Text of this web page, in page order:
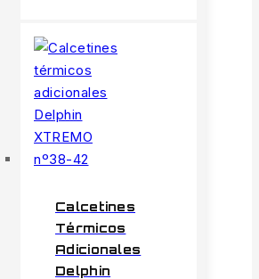
Calcetines
Térmicos
Adicionales
Delphin